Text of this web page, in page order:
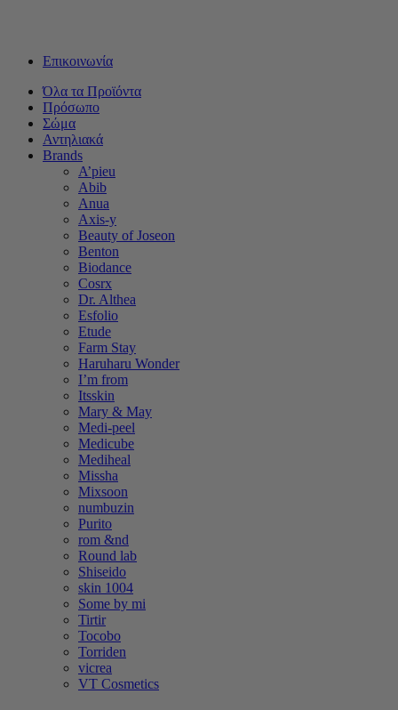
Επικοινωνία
Όλα τα Προϊόντα
Πρόσωπο
Σώμα
Αντηλιακά
Brands
A’pieu
Abib
Anua
Axis-y
Beauty of Joseon
Benton
Biodance
Cosrx
Dr. Althea
Esfolio
Etude
Farm Stay
Haruharu Wonder
I’m from
Itsskin
Mary & May
Medi-peel
Medicube
Mediheal
Missha
Mixsoon
numbuzin
Purito
rom &nd
Round lab
Shiseido
skin 1004
Some by mi
Tirtir
Tocobo
Torriden
vicrea
VT Cosmetics